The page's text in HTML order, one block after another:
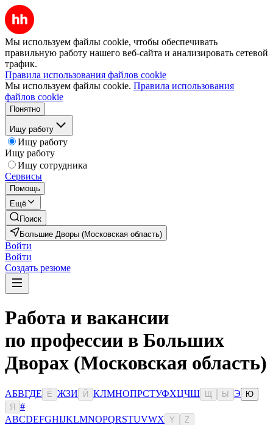
Мы используем файлы cookie, чтобы обеспечивать
правильную работу нашего веб-сайта и анализировать сетевой
трафик.
Правила использования файлов cookie
Мы используем файлы cookie. Правила использования
файлов cookie
Понятно
Ищу работу
Ищу работу
Ищу работу
Ищу сотрудника
Сервисы
Помощь
Ещё
Поиск
Большие Дворы (Московская область)
Войти
Войти
Создать резюме
Работа и вакансии
по профессии в Больших
Дворах (Московская область)
АБВГДЕ Ё ЖЗИ Й КЛМНОПРСТУФХЦЧШ Ы Э
Ю
Я
#
ABCDEFGHIJKLMNOPQRSTUVWX Y Z